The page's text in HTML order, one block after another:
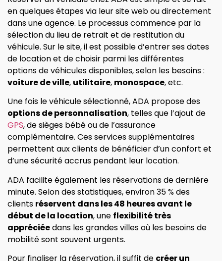
en quelques étapes via leur site web ou directement
dans une agence. Le processus commence par la
sélection du lieu de retrait et de restitution du
véhicule. Sur le site, il est possible d’entrer ses dates
de location et de choisir parmi les différentes
options de véhicules disponibles, selon les besoins :
voiture de ville, utilitaire, monospace, etc.
Une fois le véhicule sélectionné, ADA propose des
options de personnalisation, telles que l’ajout de
GPS, de sièges bébé ou de l’assurance
complémentaire. Ces services supplémentaires
permettent aux clients de bénéficier d’un confort et
d’une sécurité accrus pendant leur location.
ADA facilite également les réservations de dernière
minute. Selon des statistiques, environ 35 % des
clients réservent dans les 48 heures avant le
début de la location, une flexibilité très
appréciéedans les grandes villes où les besoins de
mobilité sont souvent urgents.
Pour finaliser la réservation, il suffit de créer un